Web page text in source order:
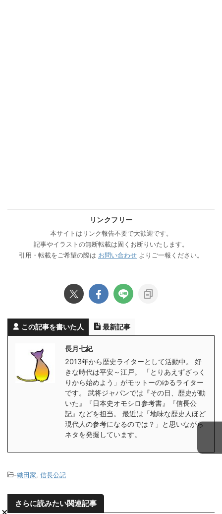
リンクフリー
本サイトはリンク報告不要で大歓迎です。
記事やイラストの無断転載は固くお断りいたします。
引用・転載をご希望の際は お問い合わせ よりご一報ください。
この記事を書いた人 最新記事
長月七紀
2013年から歴史ライターとして活動中。 好
きな時代は平安～江戸。 「とりあえずざっく
りから始めよう」がモットーのゆるライター
です。 武将ジャパンでは『その日、歴史が動
いた』『日本史オモシロ参考書』『信長公
記』などを担当。 最近は「地味な歴史人ほど
現代人の参考になるのでは？」と思いながら
ネタを発掘しています。
-織田家 信長公記
さらに読みたい関連記事